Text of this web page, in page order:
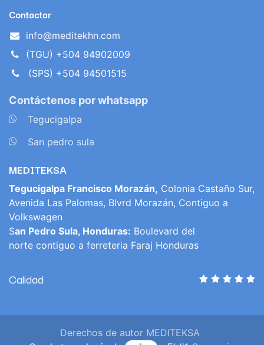
Contactar
info@meditekhn.com
(TGU) +504 94902009
(SPS) +504 94501515
Contáctenos por whatsapp
Tegucigalpa
San pedro sula
MEDITEKSA
Tegucigalpa Francisco Morazán, Colonia Castaño Sur,
Avenida Las Palomas, Blvrd Morazán, Contiguo a
Volkswagen
San Pedro Sula, Honduras: Boulevard del
norte contiguo a ferreteria Faraj Honduras
Calidad
Derechos de autor MEDITEKSA